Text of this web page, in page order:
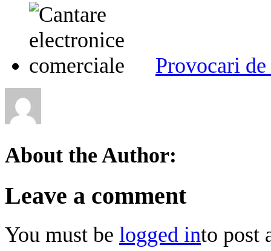
Provocari
About the Author:
Leave a comment
You must be logged into post